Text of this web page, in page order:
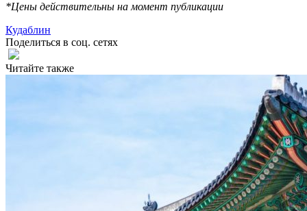
*Цены действительны на момент публикации
Кудаблин
Поделиться в соц. сетях
Читайте также